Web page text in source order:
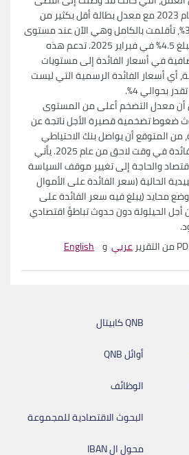
درجات الضيق في أوائل عام 2023 مع معدل بطالة أقل بكثير من
المعدل التوازني البالغ 3.4%، تأقلمت بالكامل وهي الآن عند مستوى
طبيعي مع معدل بطالة يبلغ 4.5% في فبراير 2025. تدعم هذه
في أسعار الفائدة إلى مستويات
أي أسعار الفائدة الرسمية التي ليست
بحوالي 4%.
أن معدل التضخم أعلى من المستوى
ضغوط تضخمية قصيرة الأجل ناتجة عن
من المتوقع أن يواصل بنك الاحتياطي
الفيدرالي خفض أسعار الفائدة في وقت لاحق من عام 2025. يأتي
والحاجة إلى تغيير موقف السياسة
الحالية (سعر الفائدة على الأموال
يبلغ 4.5%) إلى وضع محايد (يبلغ فيه سعر الفائدة على
4%)، من أجل الحيلولة دون حدوث تباطؤ اقتصادي
عربي و English
QNB كابيتال
أوائل QNB
الوظائف
البحوث الاقتصادية للمجموعة
محول ال IBAN